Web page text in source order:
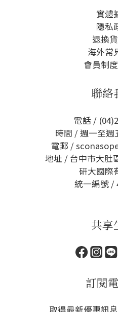
實體
隱私
退換
海外常
會員制
聯絡
電話 /
時間 / 週一至週
電郵 /
地址 / 台中市大肚
研大國際
統一編號 /
共享
訂閱